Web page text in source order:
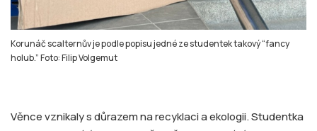
Korunáč scalternův je podle popisu jedné ze studentek takový “fancy
holub.” Foto: Filip Volgemut
Věnce vznikaly s důrazem na recyklaci a ekologii. Studentka